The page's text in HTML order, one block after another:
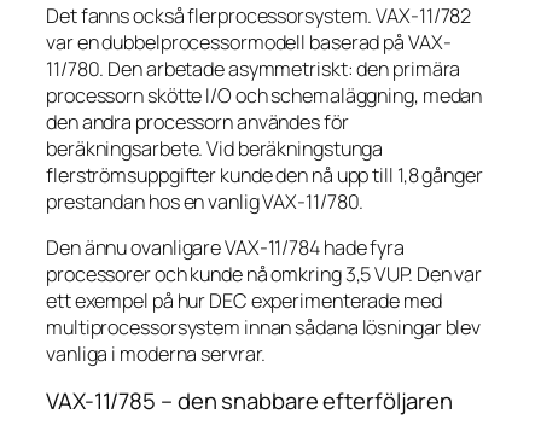
Det fanns också flerprocessorsystem. VAX-11/782
var en dubbelprocessormodell baserad på VAX-
11/780. Den arbetade asymmetriskt: den primära
processorn skötte I/O och schemaläggning, medan
den andra processorn användes för
beräkningsarbete. Vid beräkningstunga
flerströmsuppgifter kunde den nå upp till 1,8 gånger
prestandan hos en vanlig VAX-11/780.
Den ännu ovanligare VAX-11/784 hade fyra
processorer och kunde nå omkring 3,5 VUP. Den var
ett exempel på hur DEC experimenterade med
multiprocessorsystem innan sådana lösningar blev
vanliga i moderna servrar.
VAX-11/785 – den snabbare efterföljaren